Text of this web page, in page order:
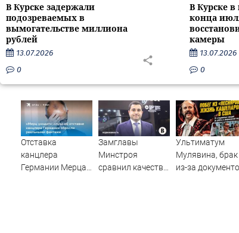
В Курске задержали
подозреваемых в
вымогательстве миллиона
рублей
13.07.2026
0
В Курске в
конца
камеры
13.07.2026
0
Отставка
канцлера
Германии Мерца:
Замглавы
Минстроя
сравнил качество
Ультиматум
Мулявина, брак
из-за документов